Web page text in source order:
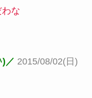
な
／ 2015/08/02(日)